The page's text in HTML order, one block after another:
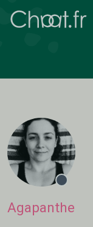
Agapanthe